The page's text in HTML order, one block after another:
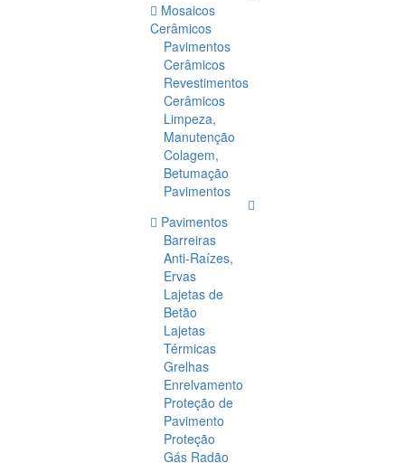
Mosaicos
Cerâmicos
Pavimentos
Cerâmicos
Revestimentos
Cerâmicos
Limpeza,
Manutenção
Colagem,
Betumação
Pavimentos
Pavimentos
Barreiras
Anti-Raízes,
Ervas
Lajetas de
Betão
Lajetas
Térmicas
Grelhas
Enrelvamento
Proteção de
Pavimento
Proteção
Gás Radão